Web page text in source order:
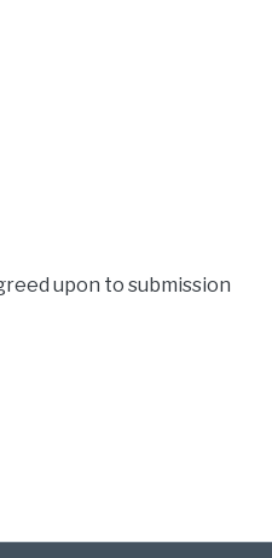
upon to submission